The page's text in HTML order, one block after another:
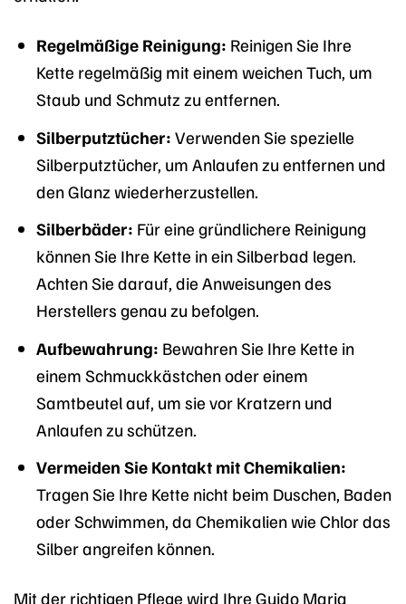
Regelmäßige Reinigung: Reinigen Sie Ihre
Kette regelmäßig mit einem weichen Tuch, um
Staub und Schmutz zu entfernen.
Silberputztücher: Verwenden Sie spezielle
Silberputztücher, um Anlaufen zu entfernen und
den Glanz wiederherzustellen.
Silberbäder: Für eine gründlichere Reinigung
können Sie Ihre Kette in ein Silberbad legen.
Achten Sie darauf, die Anweisungen des
Herstellers genau zu befolgen.
Aufbewahrung: Bewahren Sie Ihre Kette in
einem Schmuckkästchen oder einem
Samtbeutel auf, um sie vor Kratzern und
Anlaufen zu schützen.
Vermeiden Sie Kontakt mit Chemikalien:
Tragen Sie Ihre Kette nicht beim Duschen, Baden
oder Schwimmen, da Chemikalien wie Chlor das
Silber angreifen können.
Mit der richtigen Pflege wird Ihre Guido Maria